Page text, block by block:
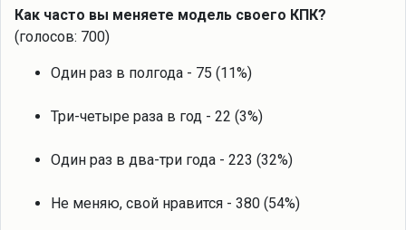
Как часто вы меняете модель своего КПК?
(голосов: 700)
Один раз в полгода - 75 (11%)
Три-четыре раза в год - 22 (3%)
Один раз в два-три года - 223 (32%)
Не меняю, свой нравится - 380 (54%)